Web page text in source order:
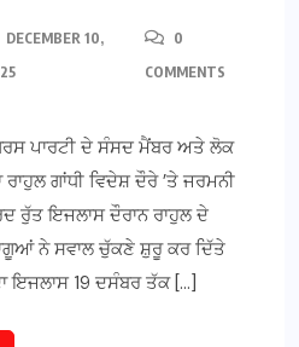
DECEMBER 10,
0
COMMENTS
ਪਾਰਟੀ ਦੇ ਸੰਸਦ ਮੈਂਬਰ ਅਤੇ ਲੋਕ
ਰਾਹੁਲ ਗਾਂਧੀ ਵਿਦੇਸ਼ ਦੌਰੇ ’ਤੇ ਜਰਮਨੀ
ਰੁੱਤ ਇਜਲਾਸ ਦੌਰਾਨ ਰਾਹੁਲ ਦੇ
ਨੇ ਸਵਾਲ ਚੁੱਕਣੇ ਸ਼ੁਰੂ ਕਰ ਦਿੱਤੇ
ਇਜਲਾਸ 19 ਦਸੰਬਰ ਤੱਕ […]